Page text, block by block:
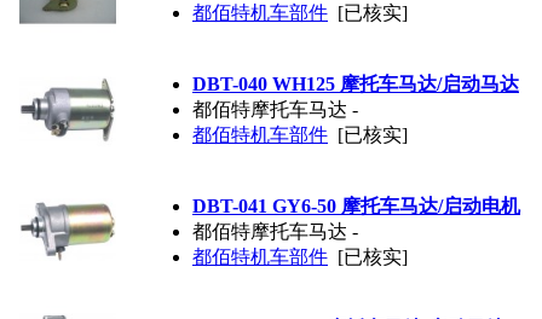
都佰特机车部件 [已核实]
DBT-040 WH125 摩托车马达/启动马达
都佰特摩托车马达 -
都佰特机车部件 [已核实]
DBT-041 GY6-50 摩托车马达/启动电机
都佰特摩托车马达 -
都佰特机车部件 [已核实]